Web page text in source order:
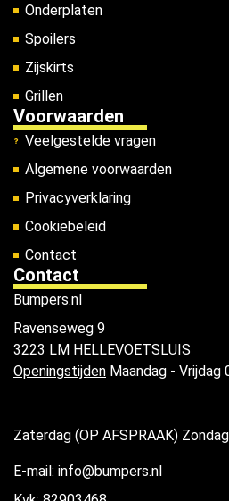
Onderplaten
Spoilers
Zijskirts
Grillen
Voorwaarden
Veelgestelde vragen
Algemene voorwaarden
Privacyverklaring
Cookiebeleid
Contact
Contact
Bumpers.nl
Ravenseweg 9
3223 LM HELLEVOETSLUIS
Openingstijden Maandag - Vrijdag
Zaterdag (OP AFSPRAAK)
E-mail: info@bumpers.nl